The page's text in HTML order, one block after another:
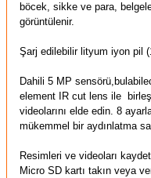
böcek, sikke ve para,
görüntülenir.
Şarj edilebilir lityum iyon pil (
Dahili 5 MP sensörü,
element IR cut lens ile
videolarını elde edin. 8
mükemmel bir aydınlatma
Resimleri ve videoları
Micro SD kartı takın veya